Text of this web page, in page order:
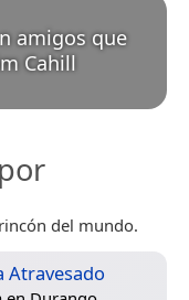
amigos que
Cahill
del mundo.
Atravesado